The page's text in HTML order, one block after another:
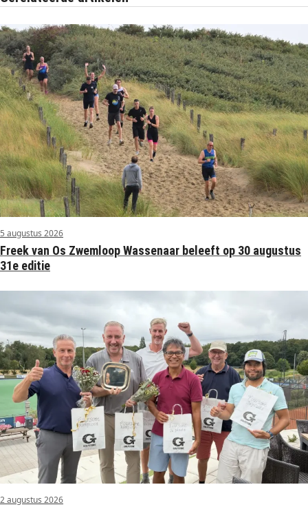
5 augustus 2026
Freek van Os Zwemloop Wassenaar beleeft op 30 augustus
31e editie
2 augustus 2026